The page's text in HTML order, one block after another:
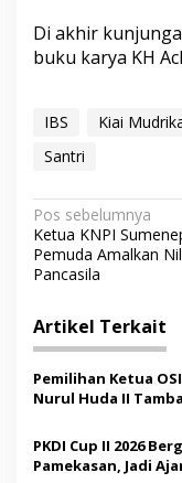
Di akhir
buku karya KH
IBS Kiai
Santri
N
a
v
i
g
a
s
i
p
Pos sebelumnya
Ketua KNPI
Pemuda Amalkan
Pancasila
Artikel Terkait
Pemilihan Ketua
Nurul Huda II
Demokrasi bagi
PKDI Cup II 2026
Pamekasan, Jadi